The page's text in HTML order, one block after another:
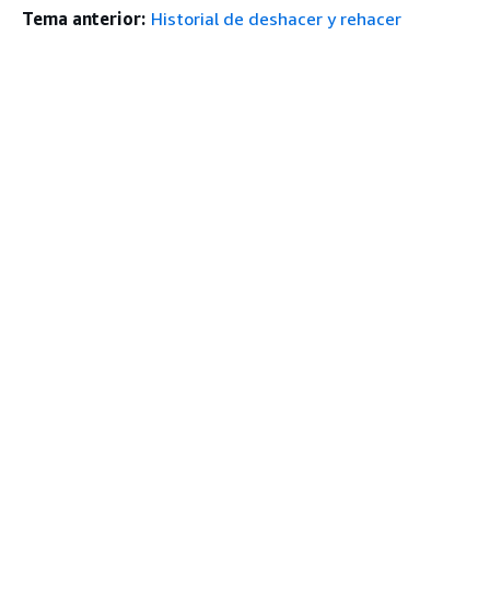
Tema anterior: Historial de deshacer y rehacer